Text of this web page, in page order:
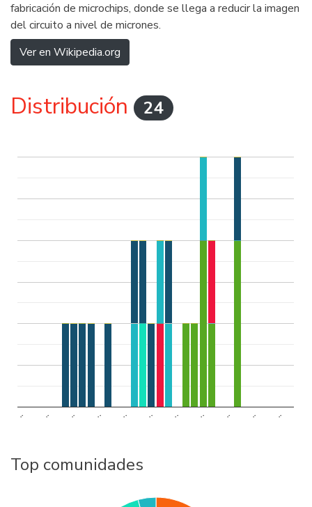
fabricación de microchips, donde se llega a reducir la imagen
del circuito a nivel de micrones.
Ver en Wikipedia.org
Distribución 24
.. .. .. .. .. .. .. .. .. .. ..
Top comunidades